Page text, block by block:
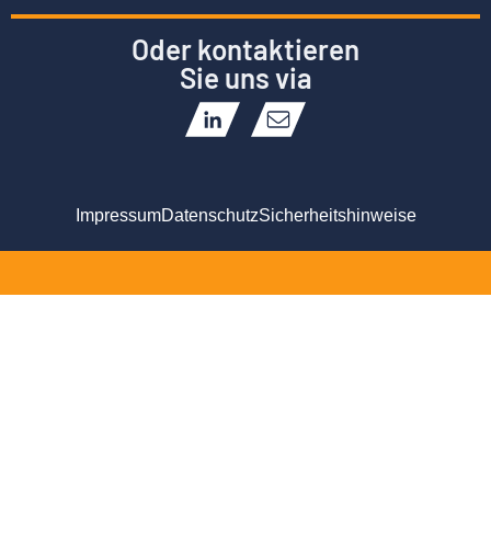
Oder kontaktieren
Sie uns via
ImpressumDatenschutzSicherheitshinweise